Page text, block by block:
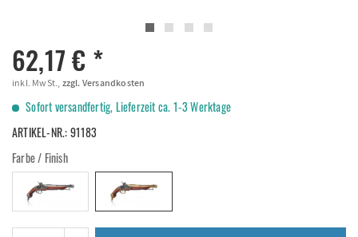
62,17 € *
inkl. MwSt., zzgl. Versandkosten
Sofort versandfertig, Lieferzeit ca. 1-3 Werktage
ARTIKEL-NR.:91183
Farbe / Finish